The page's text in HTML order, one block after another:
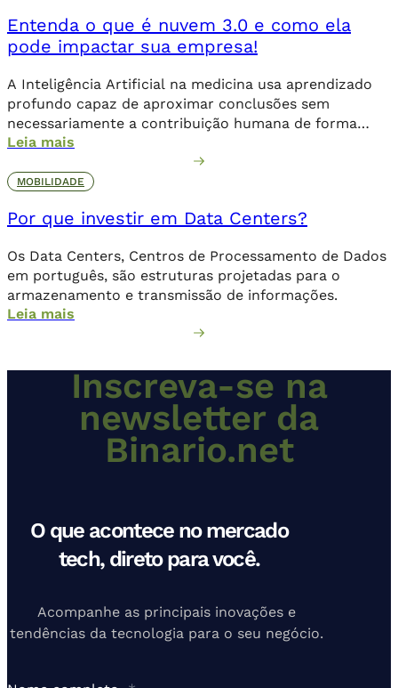
Entenda o que é nuvem 3.0 e como ela
pode impactar sua empresa!
A Inteligência Artificial na medicina usa aprendizado
profundo capaz de aproximar conclusões sem
necessariamente a contribuição humana de forma
direta.
Leia mais
MOBILIDADE
Por que investir em Data Centers?
Os Data Centers, Centros de Processamento de Dados
em português, são estruturas projetadas para o
armazenamento e transmissão de informações.
Leia mais
Inscreva-se na
newsletter da
Binario.net
O que acontece no mercado
tech, direto para você.
Acompanhe as principais inovações e
tendências da tecnologia para o seu negócio.